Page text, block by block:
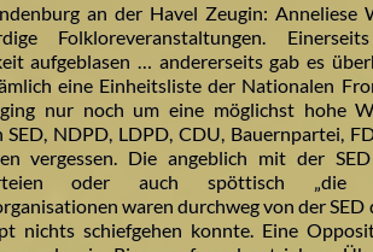
an der Havel Zeugin: Anneliese
Folkloreveranstaltungen.
aufgeblasen … andererseits gab es
eine Einheitsliste der Nationalen
nur noch um eine möglichst hohe
SED, NDPD, LDPD, CDU, Bauernpartei,
vergessen. Die angeblich mit der
oder auch spöttisch „die
waren durchweg von der SED
nichts schiefgehen konnte. Eine